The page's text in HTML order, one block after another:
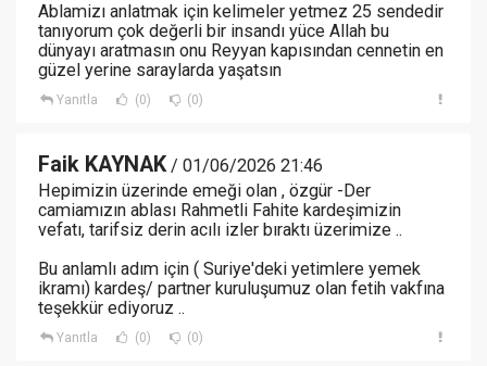
Ablamizı anlatmak için kelimeler yetmez 25 sendedir
tanıyorum çok değerli bir insandı yüce Allah bu
dünyayı aratmasın onu Reyyan kapısından cennetin en
güzel yerine saraylarda yaşatsın
Yanıtla (0) (0)
Faik KAYNAK/ 01/06/2026 21:46
Hepimizin üzerinde emeği olan , özgür -Der
camiamızın ablası Rahmetli Fahite kardeşimizin
vefatı, tarifsiz derin acılı izler bıraktı üzerimize ..
Bu anlamlı adım için ( Suriye'deki yetimlere yemek
ikramı) kardeş/ partner kuruluşumuz olan fetih vakfına
teşekkür ediyoruz ..
Yanıtla (0) (0)